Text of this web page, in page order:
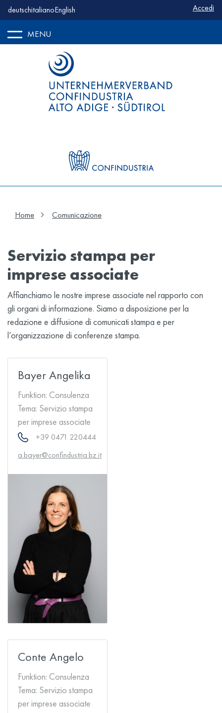
deutschitalianoEnglish Accedi
MENU
Home Comunicazione
Servizio stampa per
imprese associate
Affianchiamo le nostre imprese associate nel rapporto con
gli organi di informazione. Siamo a disposizione per la
redazione e diffusione di comunicati stampa e per
l’organizzazione di conferenze stampa.
Bayer Angelika
Funktion: Consulenza
Tema: Servizio stampa
per imprese associate
+39 0471 220444
a.bayer@confindustria.bz.it
Conte Angelo
Funktion: Consulenza
Tema: Servizio stampa
per imprese associate